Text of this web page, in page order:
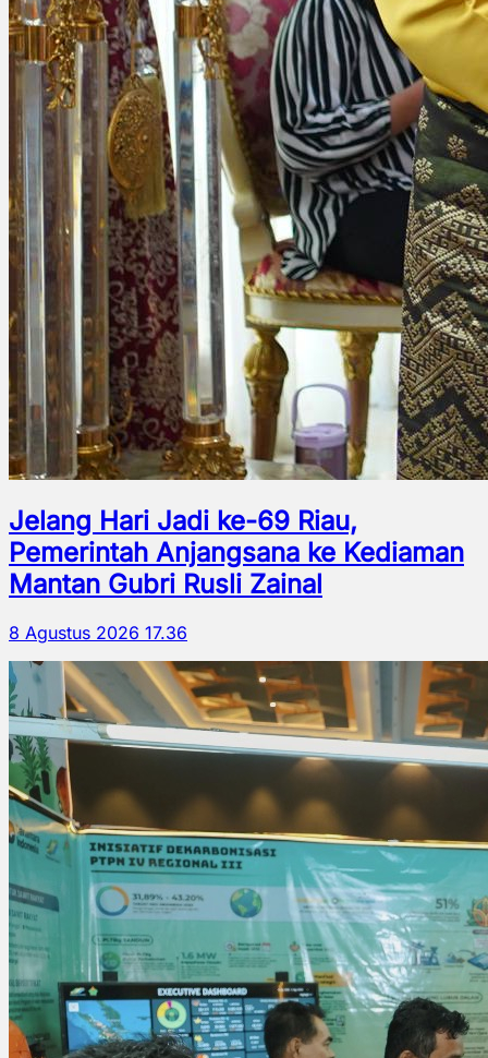
Jelang Hari Jadi ke-69 Riau,
Pemerintah Anjangsana ke Kediaman
Mantan Gubri Rusli Zainal
8 Agustus 2026 17.36